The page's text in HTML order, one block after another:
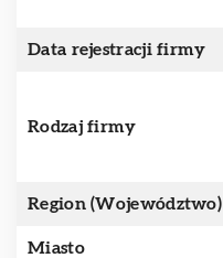
Data rejestracji firmy
Rodzaj firmy
Region (Województwo)
Miasto